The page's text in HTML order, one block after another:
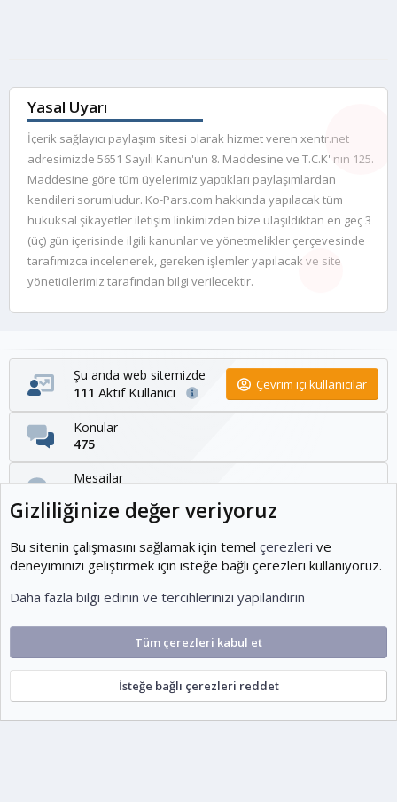
Yasal Uyarı
İçerik sağlayıcı paylaşım sitesi olarak hizmet veren xentr.net
adresimizde 5651 Sayılı Kanun'un 8. Maddesine ve T.C.K' nın 125.
Maddesine göre tüm üyelerimiz yaptıkları paylaşımlardan
kendileri sorumludur. Ko-Pars.com hakkında yapılacak tüm
hukuksal şikayetler iletişim linkimizden bize ulaşıldıktan en geç 3
(üç) gün içerisinde ilgili kanunlar ve yönetmelikler çerçevesinde
tarafımızca incelenerek, gereken işlemler yapılacak ve site
yöneticilerimiz tarafından bilgi verilecektir.
Şu anda web sitemizde
111 Aktif Kullanıcı Çevrim içi kullanıcılar
Konular
475
Mesajlar
1,954
Son üye
KOEditor
Cookies Ko-ParsV2
Türkçe (TR)
Gizlilik politikası Yardım Ana sayfa
S
escort
Gizliliğinize değer veriyoruz
Bu sitenin çalışmasını sağlamak için temel çerezleri ve
deneyiminizi geliştirmek için isteğe bağlı çerezleri kullanıyoruz.
Daha fazla bilgi edinin ve tercihlerinizi yapılandırın
Tüm çerezleri kabul et
İsteğe bağlı çerezleri reddet